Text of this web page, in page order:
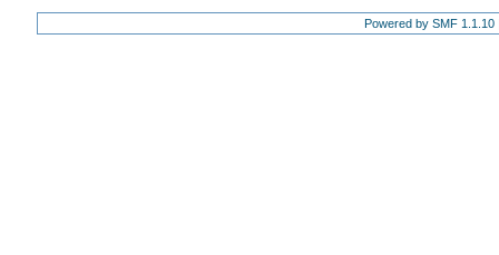
Powered by SMF 1.1.10